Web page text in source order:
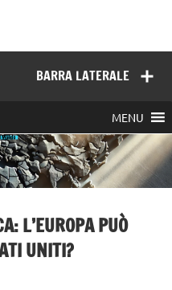
BARRA LATERALE
MENU
L’EUROPA PUÒ
UNITI?